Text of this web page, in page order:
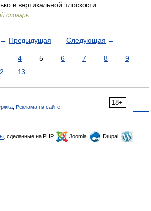
в вертикальной плоскости …
словарь
← Предыдущая Следующая →
4 5 6 7 8
9
13
18+
Реклама на сайте
, сделанные на PHP, Joomla,
Drupal,